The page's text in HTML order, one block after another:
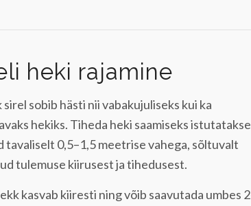
heki rajamine
sirel sobib hästi nii vabakujuliseks kui ka
hekiks. Tiheda heki saamiseks istutatakse
tavaliselt 0,5–1,5 meetrise vahega, sõltuvalt
tulemuse kiirusest ja tihedusest.
kasvab kiiresti ning võib saavutada umbes